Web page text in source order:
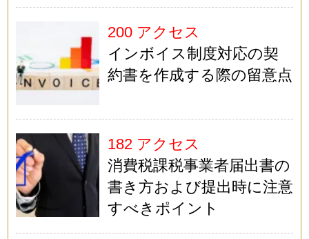
200 アクセス
インボイス制度対応の契
約書を作成する際の留意点
182 アクセス
消費税課税事業者届出書の
書き方および提出時に注意
すべきポイント